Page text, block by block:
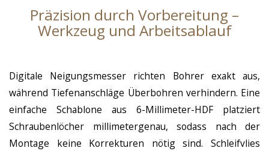
Präzision durch Vorbereitung –
Werkzeug und Arbeitsablauf
Digitale Neigungsmesser richten Bohrer exakt aus,
während Tiefenanschläge Überbohren verhindern. Eine
einfache Schablone aus 6-Millimeter-HDF platziert
Schraubenlöcher millimetergenau, sodass nach der
Montage keine Korrekturen nötig sind. Schleifvlies